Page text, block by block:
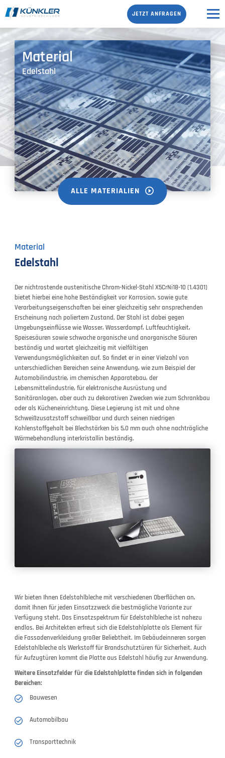
JETZT ANFRAGEN
Material
Edelstahl
ALLE MATERIALIEN
Material
Edelstahl
Der nichtrostende austenitische Chrom-Nickel-Stahl X5CrNi18-10 (1.4301)
bietet hierbei eine hohe Beständigkeit vor Korrosion, sowie gute
Verarbeitungseigenschaften bei einer gleichzeitig sehr ansprechenden
Erscheinung nach poliertem Zustand. Der Stahl ist dabei gegen
Umgebungseinflüsse wie Wasser, Wasserdampf, Luftfeuchtigkeit,
Speisesäuren sowie schwache organische und anorganische Säuren
beständig und wartet gleichzeitig mit vielfältigen
Verwendungsmöglichkeiten auf. So findet er in einer Vielzahl von
unterschiedlichen Bereichen seine Anwendung, wie zum Beispiel der
Automobilindustrie, im chemischen Apparatebau, der
Lebensmittelindustrie, für elektronische Ausrüstung und
Sanitäranlagen, aber auch zu dekorativen Zwecken wie zum Schrankbau
oder als Kücheneinrichtung. Diese Legierung ist mit und ohne
Schweißzusatzstoff schweißbar und durch seinen niedrigen
Kohlenstoffgehalt bei Blechstärken bis 5,0 mm auch ohne nachträgliche
Wärmebehandlung interkristallin beständig.
Wir bieten Ihnen Edelstahlbleche mit verschiedenen Oberflächen an,
damit Ihnen für jeden Einsatzzweck die bestmögliche Variante zur
Verfügung steht. Das Einsatzspektrum für Edelstahlbleche ist nahezu
endlos. Bei Architekten erfreut sich die Edelstahlplatte als Element für
die Fassadenverkleidung großer Beliebtheit. Im Gebäudeinneren sorgen
Edelstahlbleche als Werkstoff für Brandschutztüren für Sicherheit. Auch
für Aufzugtüren kommt die Platte aus Edelstahl häufig zur Anwendung.
Weitere Einsatzfelder für die Edelstahlplatte finden sich in folgenden
Bereichen:
Bauwesen
Automobilbau
Transporttechnik